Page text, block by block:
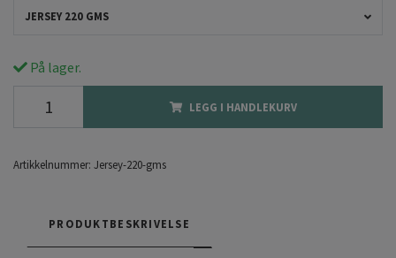
JERSEY 220 GMS
På lager.
LEGG I HANDLEKURV
Artikkelnummer: Jersey-220-gms
PRODUKTBESKRIVELSE